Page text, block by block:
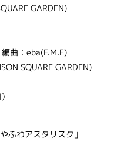
GARDEN)
曲：eba(F.M.F)
SQUARE GARDEN)
ふわアスタリスク」